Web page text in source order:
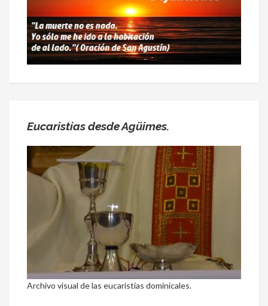
Eucaristías desde Agüimes.
Archivo visual de las eucaristías dominicales.